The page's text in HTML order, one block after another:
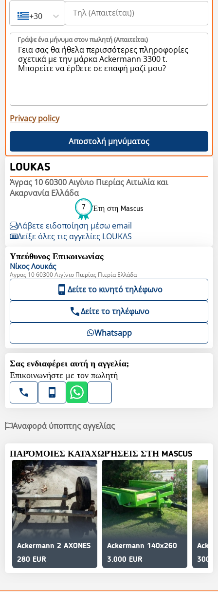
+30
Γράψε ένα μήνυμα στον πωλητή (Aπαιτείται)
Privacy policy
Αποστολή μηνύματος
LOUKAS
Άγρας 10 60300 Αιγίνιο Πιερίας Αιτωλία και
Ακαρνανία Ελλάδα
7 Έτη στη Mascus
Λάβετε ειδοποίηση μέσω email
Δείξε όλες τις αγγελίες LOUKAS
Υπεύθυνος Επικοινωνίας
Νίκος Λουκάς
Άγρας 10 60300 Αιγίνιο Πιερίας Πιερία Ελλάδα
Δείτε το κινητό τηλέφωνο
Δείτε το τηλέφωνο
Whatsapp
Σας ενδιαφέρει αυτή η αγγελία;
Επικοινωνήστε με τον πωλητή
Αναφορά ύποπτης αγγελίας
ΠΑΡΌΜΟΙΕΣ ΚΑΤΑΧΩΡΉΣΕΙΣ ΣΤΗ MASCUS
Ackermann 2 AXONES
280 EUR
Ackermann 140x260
3.000 EUR
300